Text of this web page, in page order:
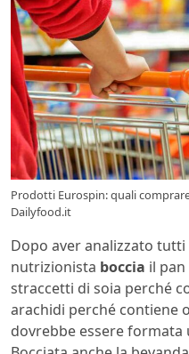
Prodotti Eurospin: quali
Dailyfood.it
Dopo aver analizzato
nutrizionista boccia il
straccetti di soia perché
arachidi perché contiene
dovrebbe essere formata